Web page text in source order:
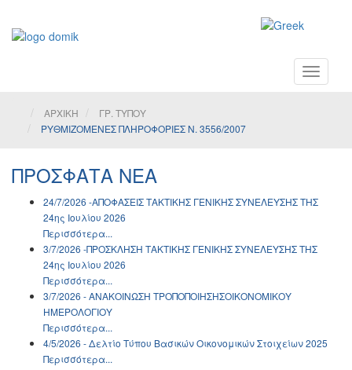
Toggle
ΑΡΧΙΚΗ
ΓΡ. ΤΥΠΟΥ
ΡΥΘΜΙΖΟΜΕΝΕΣ ΠΛΗΡΟΦΟΡΙΕΣ Ν. 3556/2007
ΠΡΟΣΦΑΤΑ ΝΕΑ
24/7/2026 -ΑΠΟΦΑΣΕΙΣ ΤΑΚΤΙΚΗΣ ΓΕΝΙΚΗΣ ΣΥΝΕΛΕΥΣΗΣ ΤΗΣ
24ης Ιουλίου 2026
Περισσότερα...
3/7/2026 -ΠΡΟΣΚΛΗΣΗ ΤΑΚΤΙΚΗΣ ΓΕΝΙΚΗΣ ΣΥΝΕΛΕΥΣΗΣ ΤΗΣ
24ης Ιουλίου 2026
Περισσότερα...
3/7/2026 - ΑΝΑΚΟΙΝΩΣH ΤΡΟΠΟΠΟΙΗΣΗΣΟΙΚΟΝΟΜΙΚΟΥ
ΗΜΕΡΟΛΟΓΙΟΥ
Περισσότερα...
4/5/2026 - Δελτίο Τύπου Βασικών Οικονομικών Στοιχείων 2025
Περισσότερα...